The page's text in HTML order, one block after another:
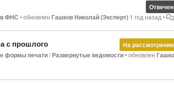
Отвечен
в ФНС •обновленГашков Николай (Эксперт) 1 год назад•
На рассмотрении
с прошлого
формы печати/Развернутые ведомости•обновлен